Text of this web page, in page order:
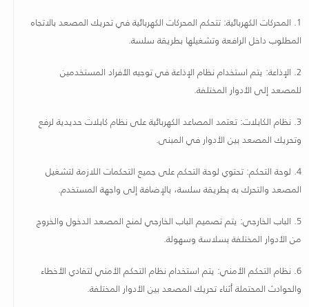
1. المحركات الكهربائية: تتحكم المحركات الكهربائية في تحريك المصعد بالاتجاه
المطلوب داخل الرافعة وتشغيلها بطريقة سلسة.
2. الإذاعة: يتم استخدام نظام الإذاعة في توجيه الأفراد المستخدمين
للمصعد إلى الأدوار المختلفة.
3. نظام الكابلات: تعتمد المصاعد الكهربائية على نظام كابلات حديدية لرفع
وتحريك المصعد بين الأدوار في المبنى.
4. لوحة التحكم: تحتوي لوحة التحكم على جميع التحكمات اللازمة لتشغيل
المصعد والتحرك به بطريقة سلسة، بالإضافة إلى واجهة المستخدم.
5. الباب الخارجي: يتم تصميم الباب الخارجي لمنح المصعد الدخول والخروج
من الأدوار المختلفة بسلاسة وسهولة.
6. نظام التحكم الأمني: يتم استخدام نظام التحكم الأمني لتفادي الأخطاء
والحوادث المحتملة أثناء تحريك المصعد بين الأدوار المختلفة.